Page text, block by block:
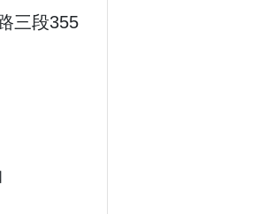
三段355